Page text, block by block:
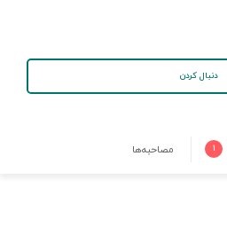
دنبال کردن
۱ مصاحبه‌ها